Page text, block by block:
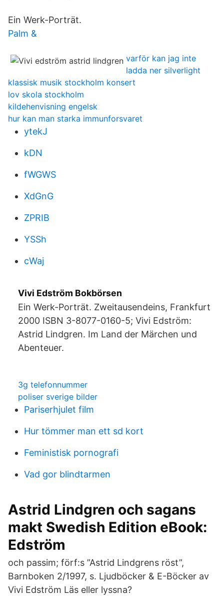
Ein Werk-Porträt.
Palm &
varför kan jag inte
ladda ner silverlight
klassisk musik stockholm konsert
lov skola stockholm
kildehenvisning engelsk
hur kan man starka immunforsvaret
ytekJ
kDN
fWGWS
XdGnG
ZPRIB
YSSh
cWaj
Vivi Edström Bokbörsen
Ein Werk-Porträt. Zweitausendeins, Frankfurt
2000 ISBN 3-8077-0160-5; Vivi Edström:
Astrid Lindgren. Im Land der Märchen und
Abenteuer.
3g telefonnummer
poliser sverige bilder
Pariserhjulet film
Hur tömmer man ett sd kort
Feministisk pornografi
Vad gor blindtarmen
Astrid Lindgren och sagans
makt Swedish Edition eBook:
Edström
och passim; förf:s ”Astrid Lindgrens röst”,
Barnboken 2/1997, s. Ljudböcker & E-Böcker av
Vivi Edström Läs eller lyssna?